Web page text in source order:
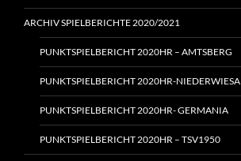
ARCHIV SPIELBERICHTE 2020/2021
PUNKTSPIELBERICHT 2020HR – AMTSBERG
PUNKTSPIELBERICHT 2020HR-NIEDERWIESA
PUNKTSPIELBERICHT 2020HR- GERMANIA
PUNKTSPIELBERICHT 2020HR – TSV1950